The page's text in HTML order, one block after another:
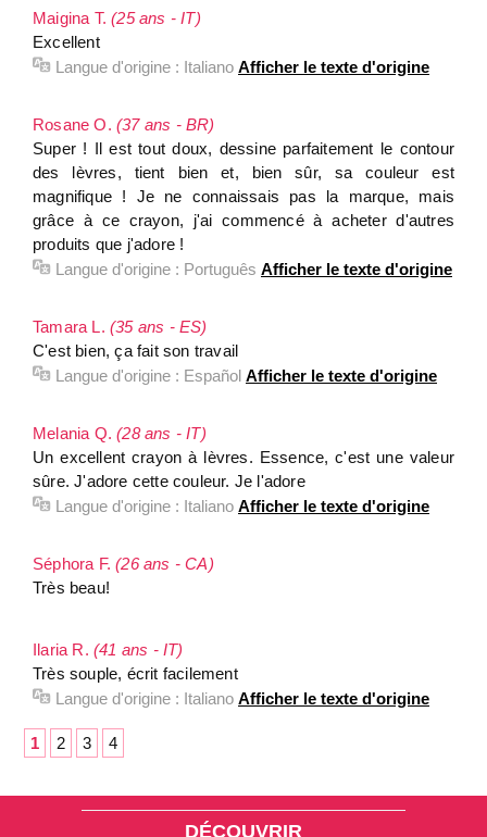
Maigina T.(25 ans - IT)
Excellent
Langue d'origine : Italiano Afficher le texte d'origine
Rosane O. (37 ans - BR)
Super ! Il est tout doux, dessine parfaitement le contour
des lèvres, tient bien et, bien sûr, sa couleur est
magnifique ! Je ne connaissais pas la marque, mais
grâce à ce crayon, j'ai commencé à acheter d'autres
produits que j'adore !
Langue d'origine : Português Afficher le texte d'origine
Tamara L. (35 ans - ES)
C'est bien, ça fait son travail
Langue d'origine : Español Afficher le texte d'origine
Melania Q.(28 ans - IT)
Un excellent crayon à lèvres. Essence, c'est une valeur
sûre. J'adore cette couleur. Je l'adore
Langue d'origine : Italiano Afficher le texte d'origine
Séphora F.(26 ans - CA)
Très beau!
Ilaria R. (41 ans - IT)
Très souple, écrit facilement
Langue d'origine : Italiano Afficher le texte d'origine
1 2 3 4
DÉCOUVRIR